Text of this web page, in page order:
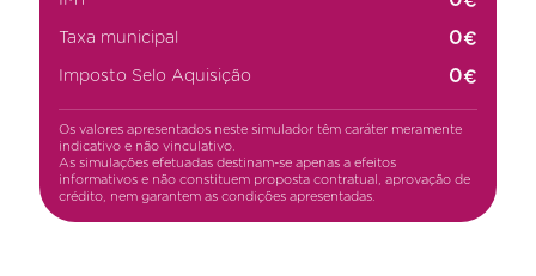
Taxa municipal €
Imposto Selo Aquisição €
Os valores apresentados neste simulador têm caráter meramente
indicativo e não vinculativo.
As simulações efetuadas destinam-se apenas a efeitos
informativos e não constituem proposta contratual, aprovação de
crédito, nem garantem as condições apresentadas.